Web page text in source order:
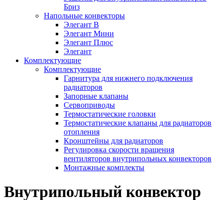
Бриз
Напольные конвекторы
Элегант В
Элегант Мини
Элегант Плюс
Элегант
Комплектующие
Комплектующие
Гарнитура для нижнего подключения
радиаторов
Запорные клапаны
Сервоприводы
Термостатические головки
Термостатические клапаны для радиаторов
отопления
Кронштейны для радиаторов
Регулировка скорости вращения
вентиляторов внутрипольных конвекторов
Монтажные комплекты
Внутрипольный конвектор